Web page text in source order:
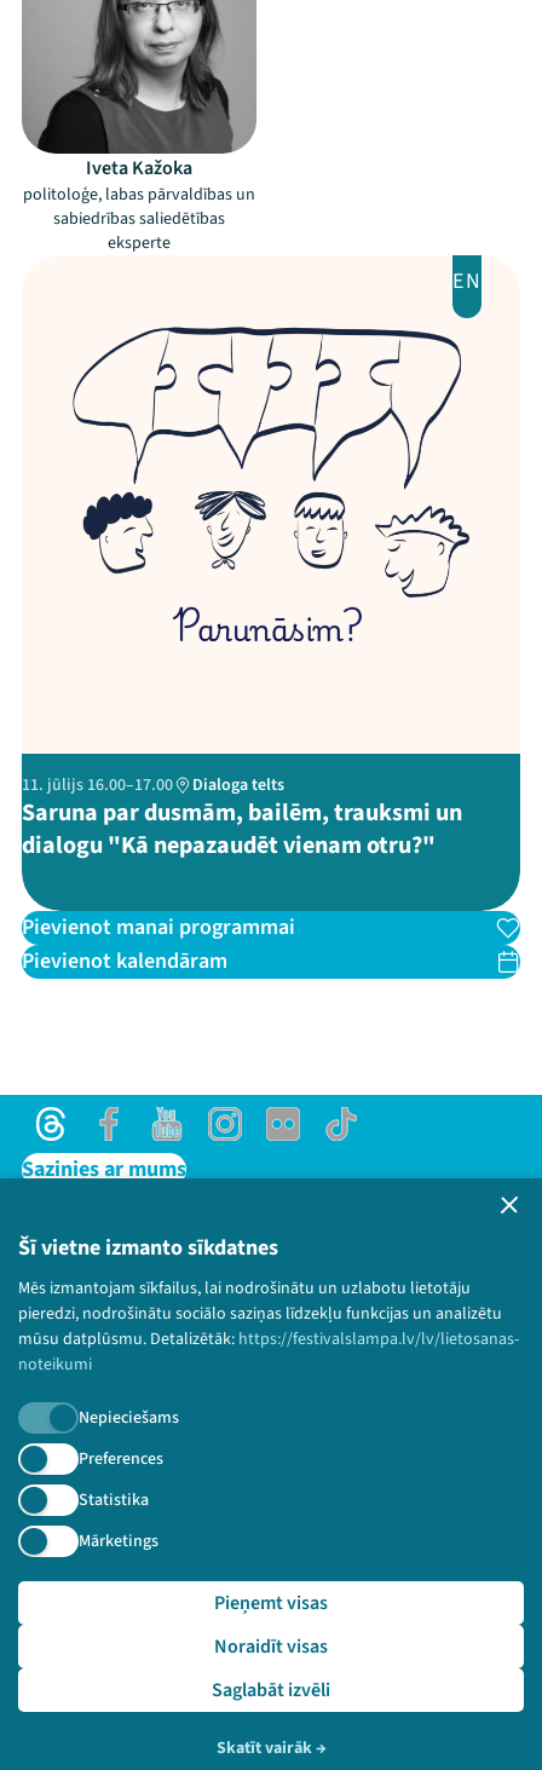
Šī vietne izmanto sīkdatnes
Mēs izmantojam sīkfailus, lai nodrošinātu un uzlabotu lietotāju
pieredzi, nodrošinātu sociālo saziņas līdzekļu funkcijas un analizētu
mūsu datplūsmu. Detalizētāk: https://festivalslampa.lv/lv/lietosanas-
noteikumi
Nepieciešams
Preferences
Statistika
Mārketings
Saglabāt izvēli
Noraidīt visas
Pieņemt visas
Skatīt vairāk→
TikTok
Iveta Kažoka
politoloģe, labas pārvaldības un
sabiedrības saliedētības
eksperte
EN
11. jūlijs 16.00–17.00 Dialoga telts
Saruna par dusmām, bailēm, trauksmi un
dialogu "Kā nepazaudēt vienam otru?"
Pievienot manai programmai
Pievienot kalendāram
ThreadsFacebookYoutubeInstagram
Flick TikTok
Sazinies ar mums
Lietošanas noteikumi un sīkdatņu politika
Bērnu aizsardzības politika
© 2026 Sarunu festivāls LAMPA Visas tiesības
paturētas.
Piesakies jaunumiem!
Nepalaid garām aktuālāko informāciju!
Pieteikties
🔗 https://festivalslampa.lv/lv/pasakums/3385